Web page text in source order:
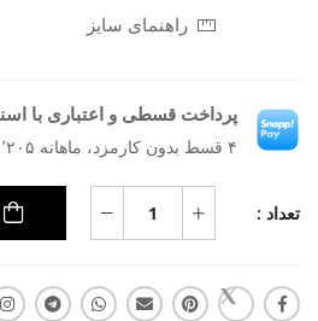
راهنمای سایز
پرداخت قسطی و اعتباری با
۴ قسط بدون کارمزد، ماهانه ۴٬۱۳۶٬۲۰۵ تومان
تعداد :